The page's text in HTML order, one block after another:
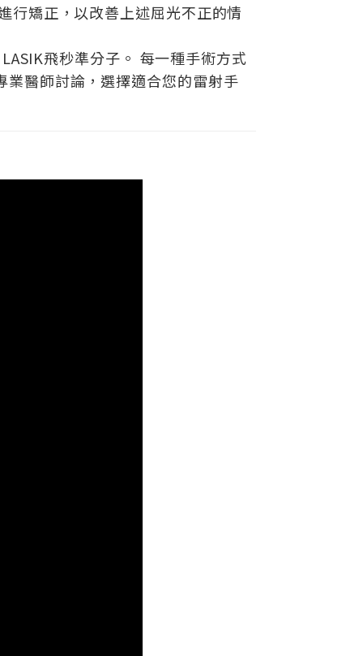
行矯正，以改善上述屈光不正的情
飛秒準分子。 每一種手術方式
醫師討論，選擇適合您的雷射手